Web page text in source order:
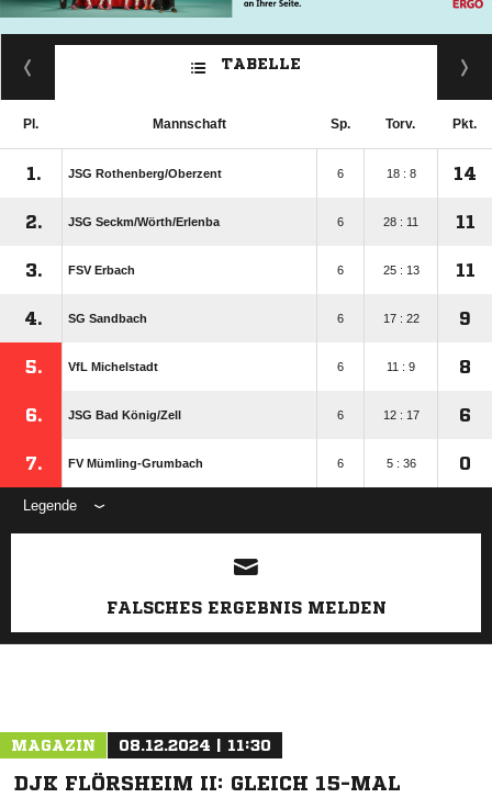
TABELLE
Pl. Mannschaft Sp. Torv. Pkt.
1. JSG Rothenberg/​Oberzent 6 18 : 8 14
2. JSG Seckm/​Wörth/​Erlenba 6 28 : 11 11
3. FSV Erbach 6 25 : 13 11
4. SG Sandbach 6 17 : 22 9
5. VfL Michelstadt 6 11 : 9 8
6. JSG Bad König/​Zell 6 12 : 17 6
7. FV Mümling-Grumbach 6 5 : 36 0
Legende
ANZEIGE
FALSCHES ERGEBNIS MELDEN
MAGAZIN 08.12.2024 | 11:30
DJK FLÖRSHEIM II: GLEICH 15-MAL